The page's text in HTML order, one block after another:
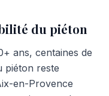
du piéton
ans, centaines de
piéton reste
en-Provence